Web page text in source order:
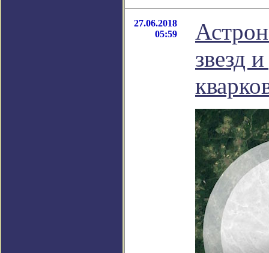
27.06.2018
05:59
звезд